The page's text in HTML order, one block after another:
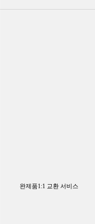
완제품1:1 교환 서비스